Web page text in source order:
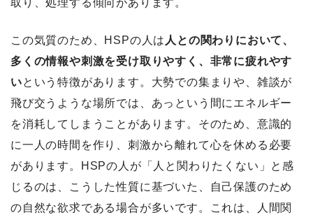
取り、処理する傾向があります。
この気質のため、HSPの人は 人との関わりにおいて、
多くの情報や刺激を受け取りやすく、非常に疲れやす
いという特徴があります。大勢での集まりや、雑談が
飛び交うような場所では、あっという間にエネルギー
を消耗してしまうことがあります。そのため、意識的
に一人の時間を作り、刺激から離れて心を休める必要
があります。HSPの人が「人と関わりたくない」と感
じるのは、こうした性質に基づいた、自己保護のため
の自然な欲求である場合が多いです。これは、人間関